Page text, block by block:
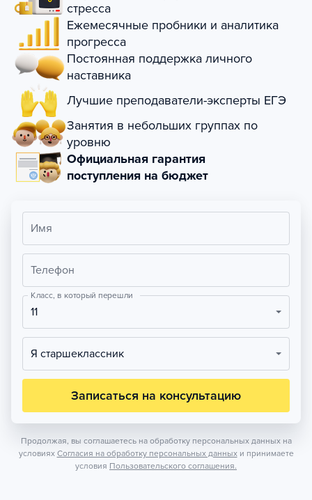
стресса
Ежемесячные пробники и аналитика
прогресса
Постоянная поддержка личного
наставника
Лучшие преподаватели-эксперты ЕГЭ
Занятия в небольших группах по
уровню
Официальная гарантия
поступления на бюджет
Имя
Телефон
Класс, в который перешли
11
Я старшеклассник
Записаться на консультацию
Продолжая, вы соглашаетесь на обработку персональных данных на
условиях Согласия на обработку персональных данных и принимаете
условия Пользовательского соглашения.